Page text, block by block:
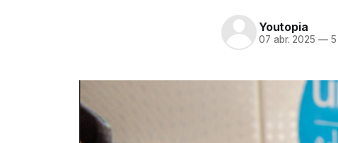
Youtopia
07 abr. 2025 —5